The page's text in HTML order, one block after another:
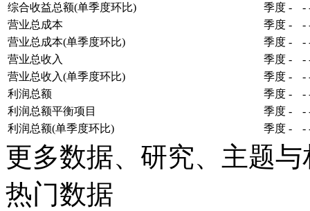
综合收益总额(单季度环比)
季度 - -
营业总成本
季度 - -
营业总成本(单季度环比)
季度 - -
营业总收入
季度 - -
营业总收入(单季度环比)
季度 - -
利润总额
季度 - -
利润总额平衡项目
季度 - -
利润总额(单季度环比)
季度 - -
更多数据、研究、主题
热门数据